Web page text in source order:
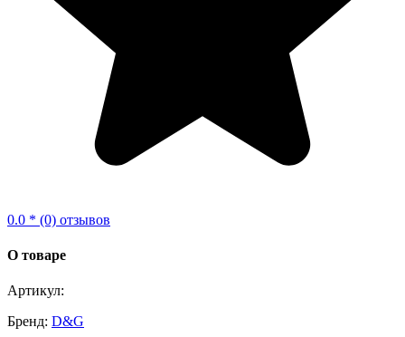
0.0 * (0) отзывов
О товаре
Артикул:
Бренд: D&G